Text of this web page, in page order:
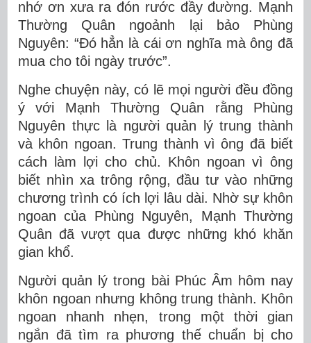
nhớ ơn xưa ra đón rước đầy đường. Mạnh
Thường Quân ngoảnh lại bảo Phùng
Nguyên: “Đó hẳn là cái ơn nghĩa mà ông đã
mua cho tôi ngày trước”.
Nghe chuyện này, có lẽ mọi người đều đồng
ý với Mạnh Thường Quân rằng Phùng
Nguyên thực là người quản lý trung thành
và khôn ngoan. Trung thành vì ông đã biết
cách làm lợi cho chủ. Khôn ngoan vì ông
biết nhìn xa trông rộng, đầu tư vào những
chương trình có ích lợi lâu dài. Nhờ sự khôn
ngoan của Phùng Nguyên, Mạnh Thường
Quân đã vượt qua được những khó khăn
gian khổ.
Người quản lý trong bài Phúc Âm hôm nay
khôn ngoan nhưng không trung thành. Khôn
ngoan nhanh nhẹn, trong một thời gian
ngắn đã tìm ra phương thế chuẩn bị cho